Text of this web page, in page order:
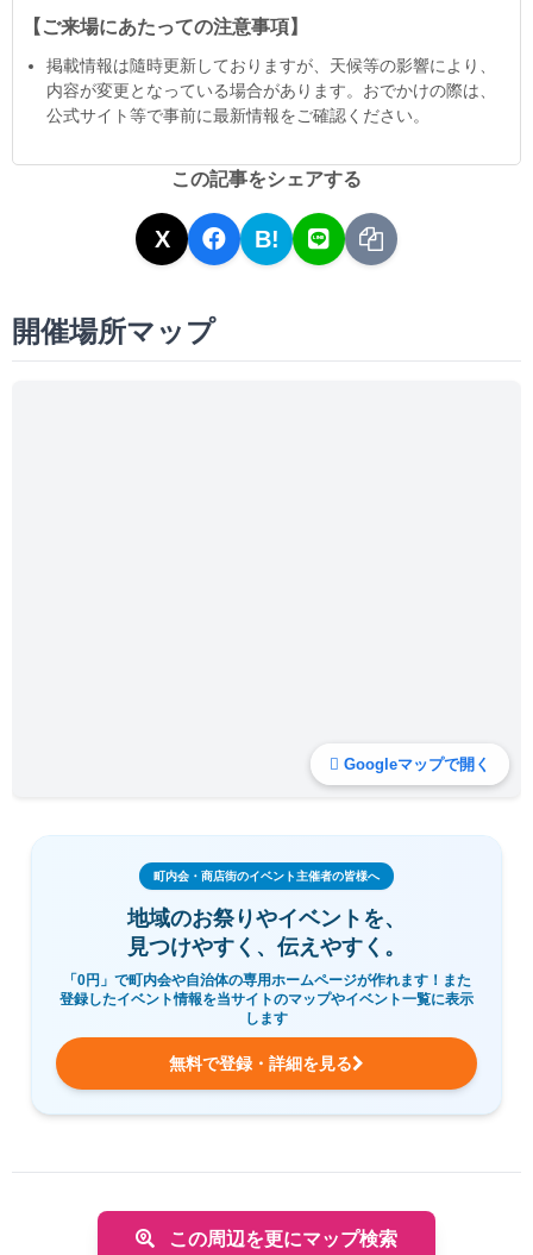
【ご来場にあたっての注意事項】
掲載情報は隨時更新しておりますが、天候等の影響により、
内容が変更となっている場合があります。おでかけの際は、
公式サイト等で事前に最新情報をご確認ください。
この記事をシェアする
X B!
開催場所マップ
Googleマップで開く
町内会・商店街のイベント主催者の皆様へ
地域のお祭りやイベントを、
見つけやすく、伝えやすく。
「0円」で町内会や自治体の専用ホームページが作れます！また
登録したイベント情報を当サイトのマップやイベント一覧に表示
します
無料で登録・詳細を見る
この周辺を更にマップ検索